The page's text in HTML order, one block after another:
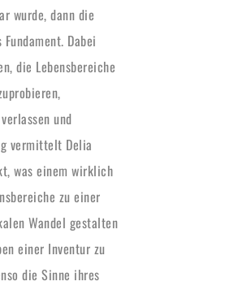
wurde, dann die
Dabei
die Lebensbereiche
und
vermittelt Delia
was einem wirklich
zu einer
Wandel gestalten
einer Inventur zu
die Sinne ihres